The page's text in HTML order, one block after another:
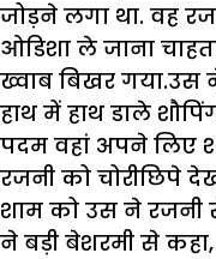
जोड़ने लगा था. वह
ओडिशा ले जाना
ख्वाब बिखर
हाथ में हाथ डाले
पदम वहां अपने लिए
रजनी को चोरीछिपे
शाम को उस ने
ने बड़ी बेशरमी से